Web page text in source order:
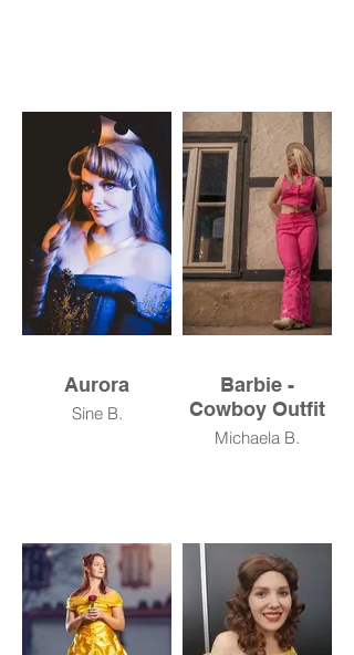
Aurora
Sine B.
Barbie -
Cowboy Outfit
Michaela B.